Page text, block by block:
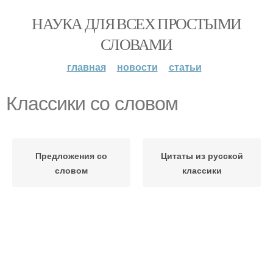
НАУКА ДЛЯ ВСЕХ ПРОСТЫМИ
СЛОВАМИ
главная новости статьи
Классики со словом
Предложения со
словом
Цитаты из русской
классики